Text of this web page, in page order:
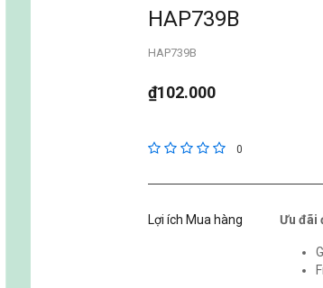
HAP739B
HAP739B
₫102.000
3,5 trên đánh giá của 5
0
Lợi ích Mua hàng Ưu đãi